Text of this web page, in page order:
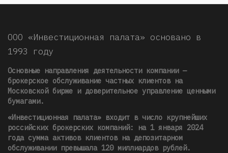
ООО «Инвестиционная палата» основано в
1993 году
Основные направления деятельности компании —
брокерское обслуживание частных клиентов на
Московской бирже и доверительное управление ценными
бумагами.
«Инвестиционная палата» входит в число крупнейших
российских брокерских компаний: на 1 января 2024
года сумма активов клиентов на депозитарном
обслуживании превышала 120 миллиардов рублей.